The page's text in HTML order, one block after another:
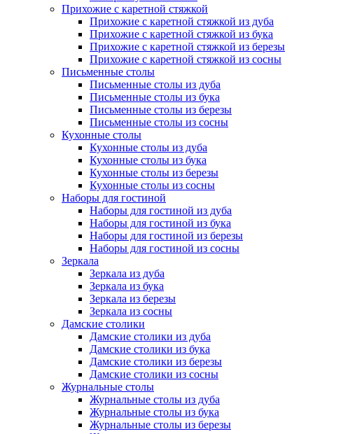
Прихожие с каретной стяжкой
Прихожие с каретной стяжкой из дуба
Прихожие с каретной стяжкой из бука
Прихожие с каретной стяжкой из березы
Прихожие с каретной стяжкой из сосны
Письменные столы
Письменные столы из дуба
Письменные столы из бука
Письменные столы из березы
Письменные столы из сосны
Кухонные столы
Кухонные столы из дуба
Кухонные столы из бука
Кухонные столы из березы
Кухонные столы из сосны
Наборы для гостиной
Наборы для гостиной из дуба
Наборы для гостиной из бука
Наборы для гостиной из березы
Наборы для гостиной из сосны
Зеркала
Зеркала из дуба
Зеркала из бука
Зеркала из березы
Зеркала из сосны
Дамские столики
Дамские столики из дуба
Дамские столики из бука
Дамские столики из березы
Дамские столики из сосны
Журнальные столы
Журнальные столы из дуба
Журнальные столы из бука
Журнальные столы из березы